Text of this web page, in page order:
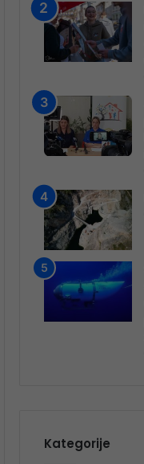
Kategorije